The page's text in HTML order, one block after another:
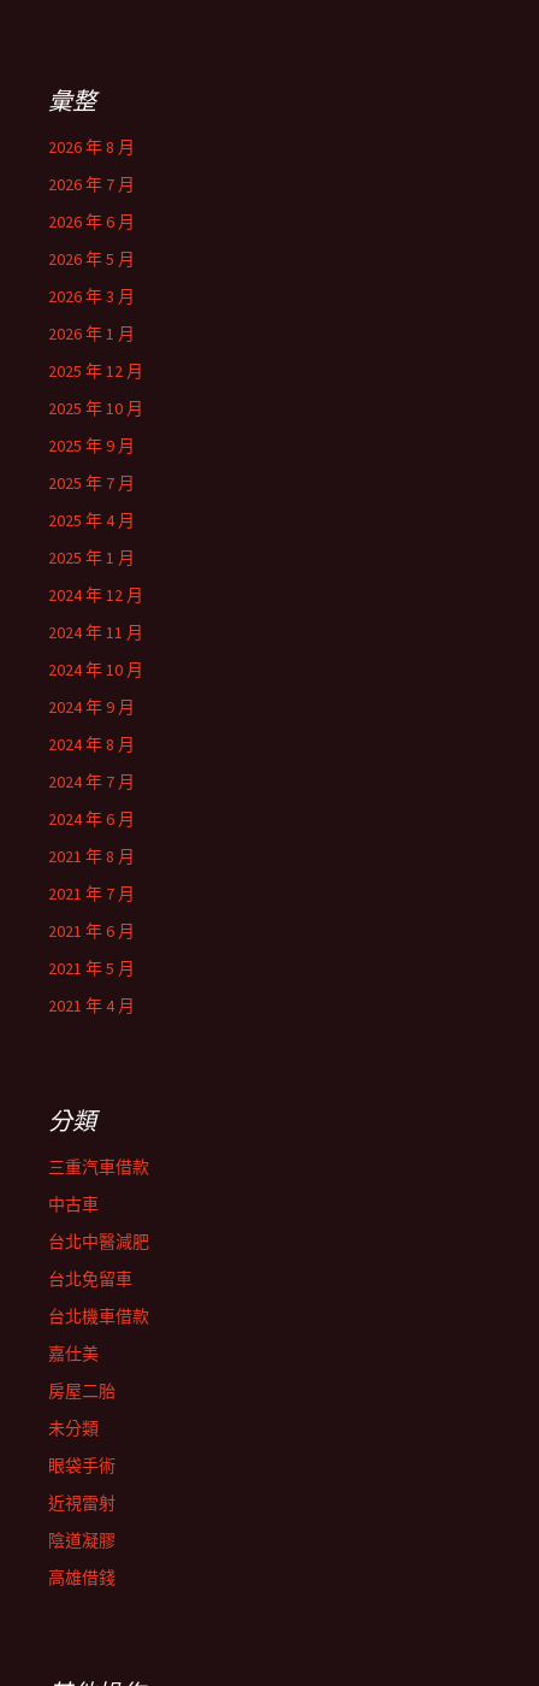
彙整
2026 年 8 月
2026 年 7 月
2026 年 6 月
2026 年 5 月
2026 年 3 月
2026 年 1 月
2025 年 12 月
2025 年 10 月
2025 年 9 月
2025 年 7 月
2025 年 4 月
2025 年 1 月
2024 年 12 月
2024 年 11 月
2024 年 10 月
2024 年 9 月
2024 年 8 月
2024 年 7 月
2024 年 6 月
2021 年 8 月
2021 年 7 月
2021 年 6 月
2021 年 5 月
2021 年 4 月
分類
三重汽車借款
中古車
台北中醫減肥
台北免留車
台北機車借款
嘉仕美
房屋二胎
未分類
眼袋手術
近視雷射
陰道凝膠
高雄借錢